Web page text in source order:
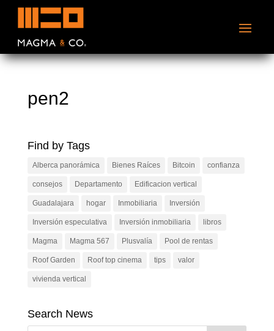
pen2
Find by Tags
Alberca panorámica Bienes Raíces Bitcoin confianza
consejos Departamento Edificacion vertical
Guadalajara hogar Inmobiliaria Inversión
Inversión especulativa Inversión inmobiliaria libros
Magma Magma 567 Plusvalía Pool de rentas
Roof Garden Roof top cinema tips valor
vivienda vertical
Search News